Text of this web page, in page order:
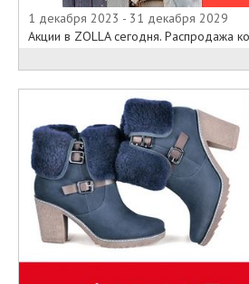
1 декабря 2023 - 31 декабря 2029
Акции в ZOLLA сегодня. Распродажа